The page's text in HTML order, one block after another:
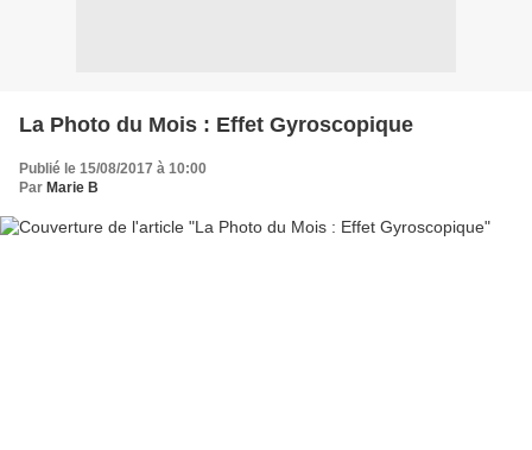
La Photo du Mois : Effet Gyroscopique
Publié le 15/08/2017 à 10:00
Par Marie B